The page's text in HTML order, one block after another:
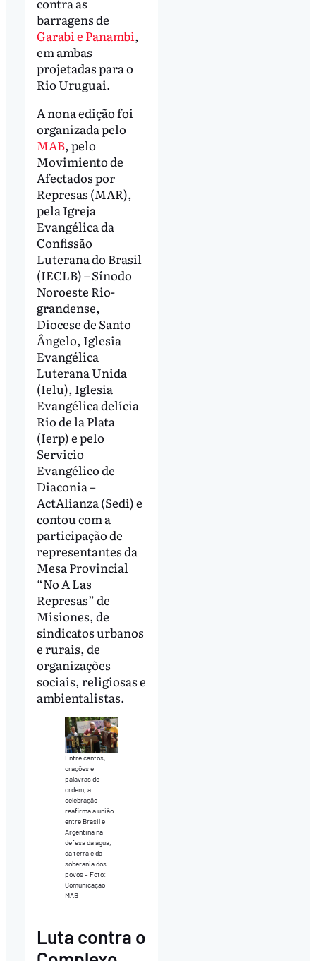
barragens de
Garabi e Panambi,
em ambas
projetadas para o
Rio Uruguai.
A nona edição foi
organizada pelo
MAB, pelo
Movimiento de
Afectados por
Represas (MAR),
pela Igreja
Evangélica da
Confissão
Luterana do Brasil
(IECLB) – Sínodo
Noroeste Rio-
grandense,
Diocese de Santo
Ângelo, Iglesia
Evangélica
Luterana Unida
(Ielu), Iglesia
Evangélica delícia
Rio de la Plata
(Ierp) e pelo
Servicio
Evangélico de
Diaconia –
ActAlianza (Sedi) e
contou com a
participação de
representantes da
Mesa Provincial
“No A Las
Represas” de
Misiones, de
sindicatos urbanos
e rurais, de
organizações
sociais, religiosas e
ambientalistas.
Entre cantos,
orações e
palavras de
ordem, a
celebração
reafirma a união
entre Brasil e
Argentina na
defesa da água,
da terra e da
soberania dos
povos – Foto:
Comunicação
MAB
Luta contra o